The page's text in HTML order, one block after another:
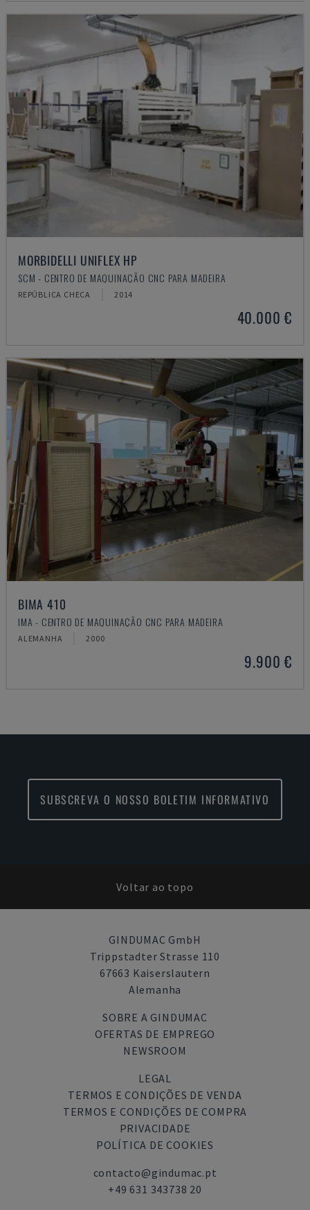
MORBIDELLI UNIFLEX HP
SCM - CENTRO DE MAQUINAÇÃO CNC PARA MADEIRA
REPÚBLICA CHECA 2014
40.000 €
BIMA 410
IMA - CENTRO DE MAQUINAÇÃO CNC PARA MADEIRA
ALEMANHA 2000
9.900 €
SUBSCREVA O NOSSO BOLETIM INFORMATIVO
Voltar ao topo
GINDUMAC GmbH
Trippstadter Strasse 110
67663 Kaiserslautern
Alemanha
SOBRE A GINDUMAC
OFERTAS DE EMPREGO
NEWSROOM
LEGAL
TERMOS E CONDIÇÕES DE VENDA
TERMOS E CONDIÇÕES DE COMPRA
PRIVACIDADE
POLÍTICA DE COOKIES
contacto@gindumac.pt
+49 631 343738 20